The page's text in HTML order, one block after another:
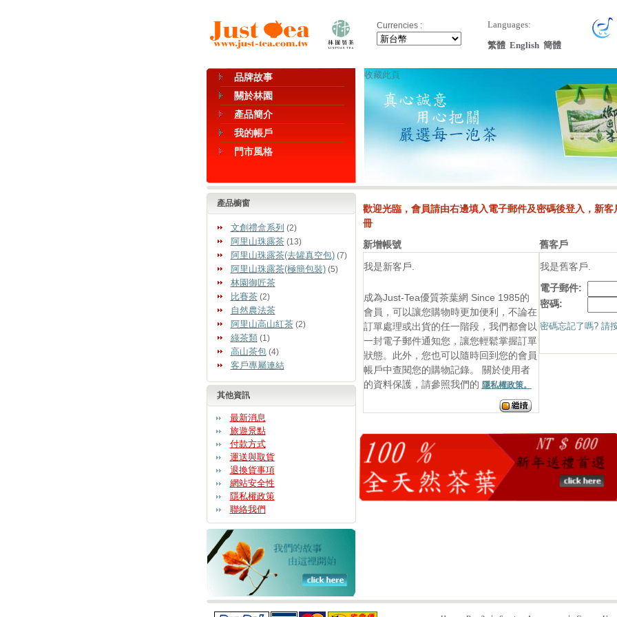
Currencies :
Languages:
繁體 English 簡體
品牌故事
關於林園
產品簡介
我的帳戶
門市風格
收藏此頁
產品櫥窗
文創禮盒系列 (2)
阿里山珠露茶(13)
阿里山珠露茶(去罐真空包)(7)
阿里山珠露茶(極簡包裝)(5)
林園御匠茶
比賽茶(2)
自然農法茶
阿里山高山紅茶(2)
綠茶類 (1)
高山茶包(4)
客戶專屬連結
其他資訊
最新消息
旅遊景點
付款方式
運送與取貨
退換貨事項
網站安全性
隱私權政策
聯絡我們
歡迎光臨，會員請由右邊填入電子郵件及密碼後登入，新客
冊
新增帳號
舊客戶
我是新客戶.
成為Just-Tea優質茶葉網 Since 1985的
會員，可以讓您購物時更加便利，不論在
訂單處理或出貨的任一階段，我們都會以
一封電子郵件通知您，讓您輕鬆掌握訂單
狀態。此外，您也可以隨時回到您的會員
帳戶中查閱您的購物記錄。 關於使用者
的資料保護，請參照我們的 隱私權政策。
我是舊客戶.
電子郵件:
密碼:
密碼忘記了嗎? 請